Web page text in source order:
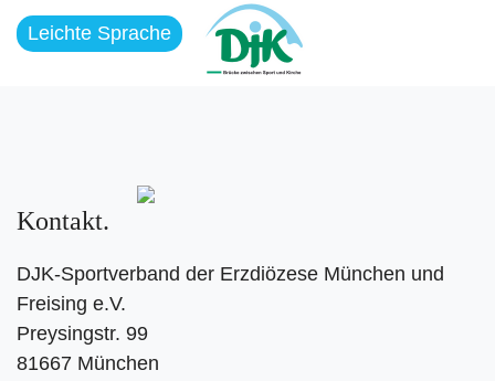
Leichte Sprache
Kontakt
DJK-Sportverband der Erzdiözese München und
Freising e.V.
Preysingstr. 99
81667 München